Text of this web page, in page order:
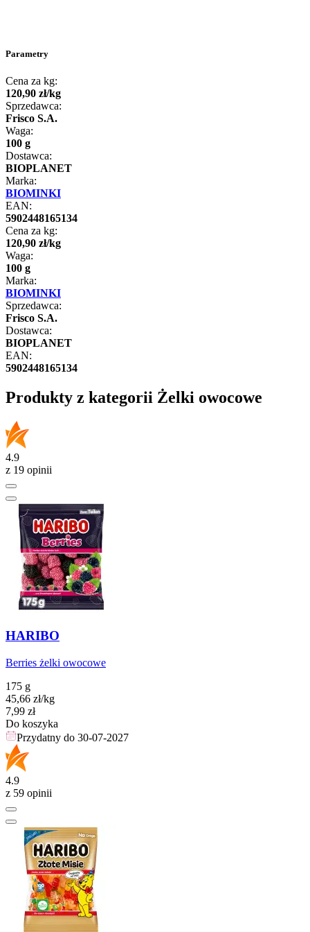
Parametry
Cena za kg:
120,90 zł/kg
Sprzedawca:
Frisco S.A.
Waga:
100 g
Dostawca:
BIOPLANET
Marka:
BIOMINKI
EAN:
5902448165134
Cena za kg:
120,90 zł/kg
Waga:
100 g
Marka:
BIOMINKI
Sprzedawca:
Frisco S.A.
Dostawca:
BIOPLANET
EAN:
5902448165134
Produkty z kategorii Żelki owocowe
4.9
z 19 opinii
HARIBO
Berries żelki owocowe
175 g
45,66 zł/kg
Cena
7,99 zł
Do koszyka
Przydatny do 30-07-2027
4.9
z 59 opinii